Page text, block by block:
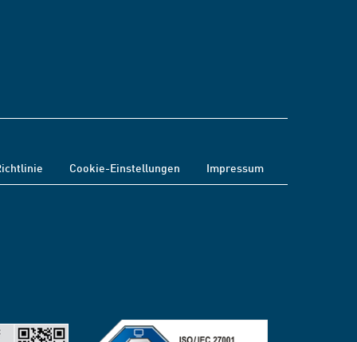
Cookie-Einstellungen Impressum